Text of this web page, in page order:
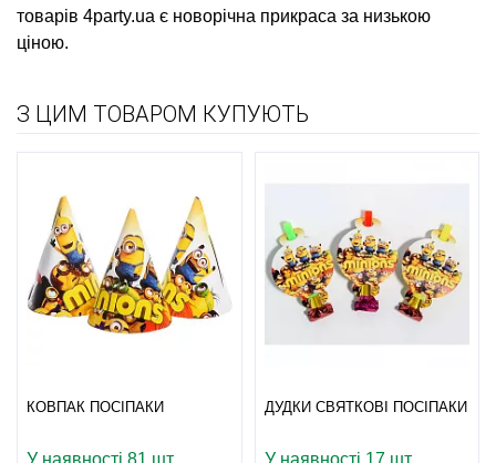
товарів 4party.ua є новорічна прикраса за низькою
ціною.
З ЦИМ ТОВАРОМ КУПУЮТЬ
КОВПАК ПОСІПАКИ ДУДКИ СВЯТКОВІ ПОСІПАКИ